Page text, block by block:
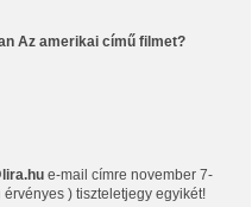
Az amerikai című filmet?
e-mail címre november 7-
) tiszteletjegy egyikét!